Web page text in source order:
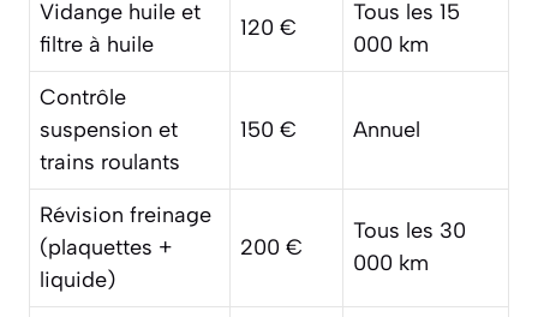
Vidange huile et
filtre à huile
120 €
Tous les 15
000 km
Contrôle
suspension et
trains roulants
150 € Annuel
Révision freinage
(plaquettes +
liquide)
200 €
Tous les 30
000 km